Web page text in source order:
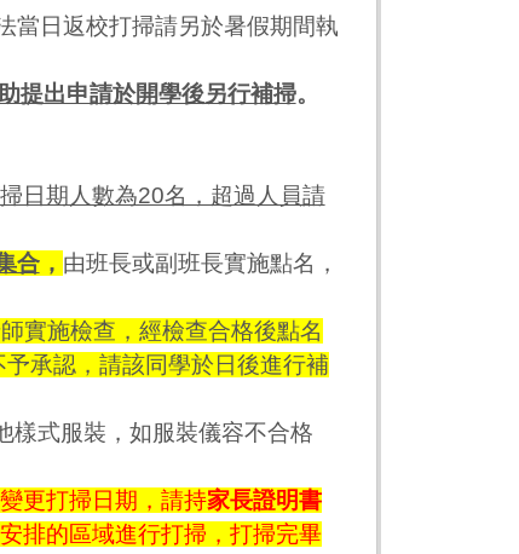
日返校打掃請另於暑假期間執
提出申請於開學後另行補掃。
日期人數為20名，超過人員請
合， 由班長或副班長實施點名，
實施檢查，經檢查合格後點名
承認，請該同學於日後進行補
樣式服裝，如服裝儀容不合格
更打掃日期，請持家長證明書
排的區域進行打掃，打掃完畢